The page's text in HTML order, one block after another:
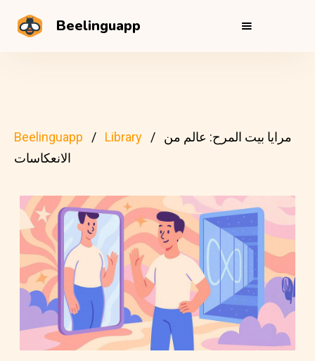
Beelinguapp
Beelinguapp Library
مرايا بيت المرح: عالم من
الانعكاسات